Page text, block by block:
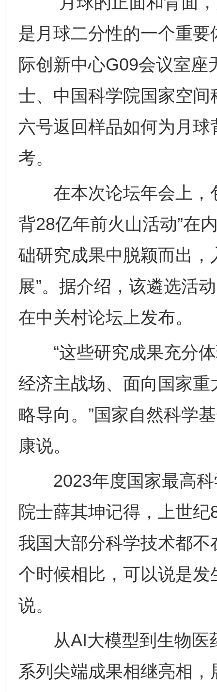
是月球二分性的一个重
际创新中心G09会议室
士、中国科学院国家空
六号返回样品如何为月
考。
在本次论坛年会上，
背28亿年前火山活动”在
础研究成果中脱颖而出，
展”。据介绍，该遴选活
在中关村论坛上发布。
“这些研究成果充分体
经济主战场、面向国家
略导向。”国家自然科学
康说。
2023年度国家最高科
院士薛其坤记得，上世
我国大部分科学技术都不
个时候相比，可以说是发
说。
从AI大模型到生物医
系列尖端成果相继亮相